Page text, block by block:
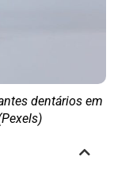
dentários em